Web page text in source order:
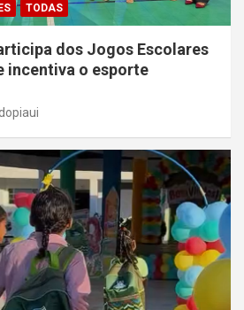
TODAS
dos Jogos Escolares
incentiva o esporte